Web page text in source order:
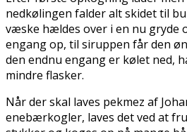
nedkølingen falder alt skidet til
væske hældes over i en nu gryde
engang op, til siruppen får den
den endnu engang er kølet ned,
mindre flasker.
Når der skal laves pekmez af
enebærkogler, laves det ved at